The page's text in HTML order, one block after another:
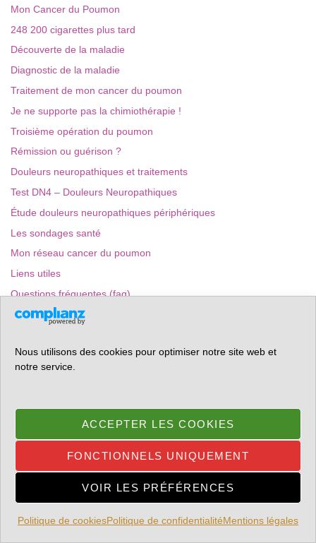
Nous utilisons des cookies pour optimiser notre site web et
notre service.
ACCEPTER LES COOKIES
FONCTIONNELS UNIQUEMENT
VOIR LES PRÉFÉRENCES
Politique de cookiesPolitique de confidentialitéMentions légales
Mon Cancer du Poumon
248 200 cigarettes plus tard
Découverte de la maladie
Diagnostic de la maladie
Traitement de mon cancer du poumon
Je ne supporte pas la chimiothérapie !
Troisième opération du poumon
Rémission ou guérison ?
Douleurs neuropathiques et traitements
Test DN4 – Douleurs Neuropathiques
Étude douleurs neuropathiques périphériques
Les sondages santé
Mon réseau cancer du poumon
Liens utiles
Questions fréquentes (faq)
Décédé d’un cancer du poumon
BODELOT
BODELOTdansLa capsaïcine ça brûle vraiment aujourd’hui, Qutenza
Laurentdans13 ans avec un seul poumon